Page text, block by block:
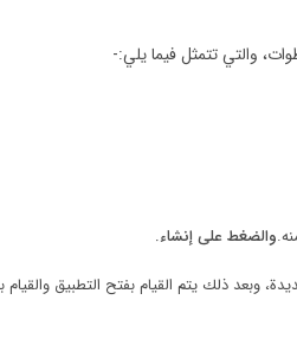
والتي تتمثل فيما يلي:-
والضغط على إنشاء.
وبعد ذلك يتم القيام بفتح التطبيق والقيام